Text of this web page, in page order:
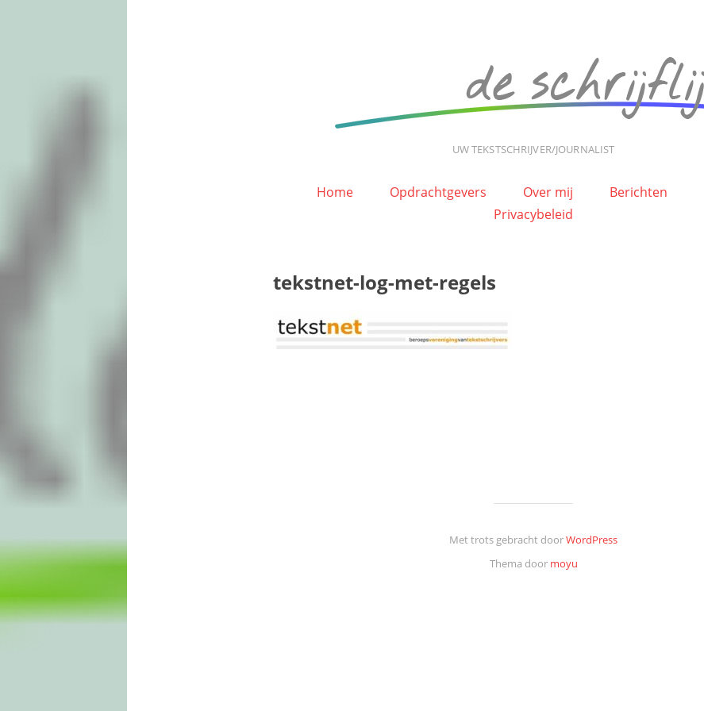
UW TEKSTSCHRIJVER/JOURNALIST
Home Opdrachtgevers Over mij Berichten
Privacybeleid
tekstnet-log-met-regels
Met trots gebracht doorWordPress
Thema door moyu